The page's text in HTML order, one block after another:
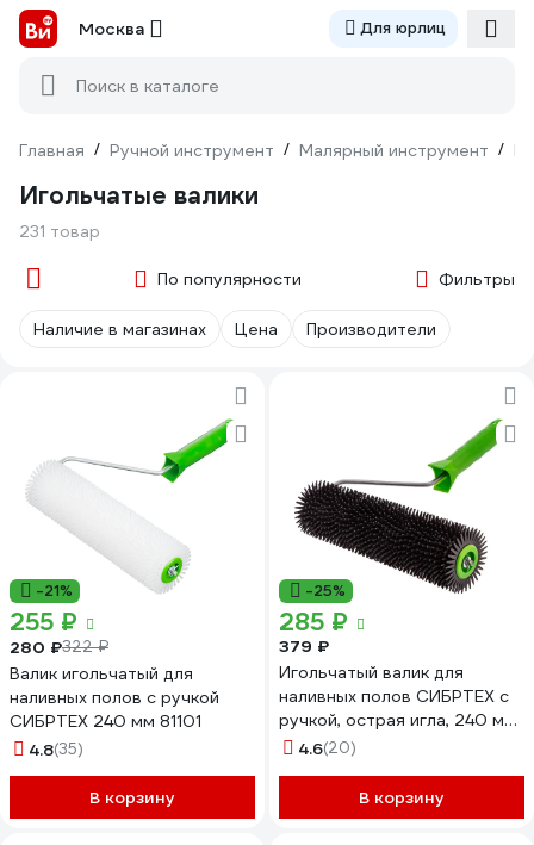
Москва Для юрлиц
Поиск в каталоге
Главная / Ручной инструмент / Малярный инструмент /
Игольчатые валики
231 товар
По популярности Фильтры
Наличие в магазинах Цена Производители
-21%
255 ₽
280 ₽322 ₽
Валик игольчатый для
наливных полов с ручкой
СИБРТЕХ 240 мм 81101
4.8(35)
В корзину
-25%
285 ₽
379 ₽
Игольчатый валик для
наливных полов СИБРТЕХ с
ручкой, острая игла, 240 мм
81110
4.6(20)
В корзину